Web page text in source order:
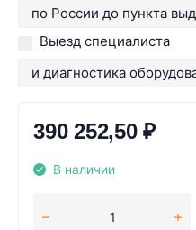
Выезд специалиста
390 252,50₽
В наличии